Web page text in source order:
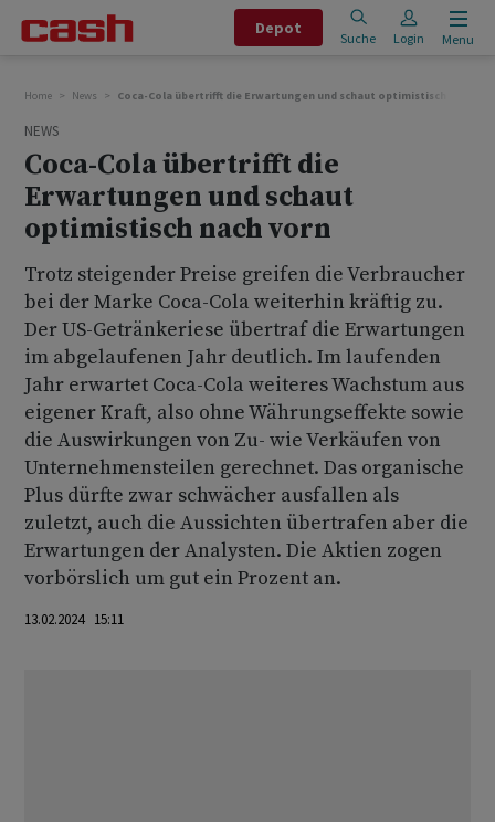
Depot
Suche Login Menu
Home News Coca-Cola übertrifft die Erwartungen und schaut optimistisch nach
NEWS
Coca-Cola übertrifft die
Erwartungen und schaut
optimistisch nach vorn
Trotz steigender Preise greifen die Verbraucher
bei der Marke Coca-Cola weiterhin kräftig zu.
Der US-Getränkeriese übertraf die Erwartungen
im abgelaufenen Jahr deutlich. Im laufenden
Jahr erwartet Coca-Cola weiteres Wachstum aus
eigener Kraft, also ohne Währungseffekte sowie
die Auswirkungen von Zu- wie Verkäufen von
Unternehmensteilen gerechnet. Das organische
Plus dürfte zwar schwächer ausfallen als
zuletzt, auch die Aussichten übertrafen aber die
Erwartungen der Analysten. Die Aktien zogen
vorbörslich um gut ein Prozent an.
13.02.2024 15:11